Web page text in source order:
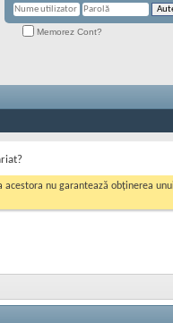
Memorez Cont?
nu garantează obținerea